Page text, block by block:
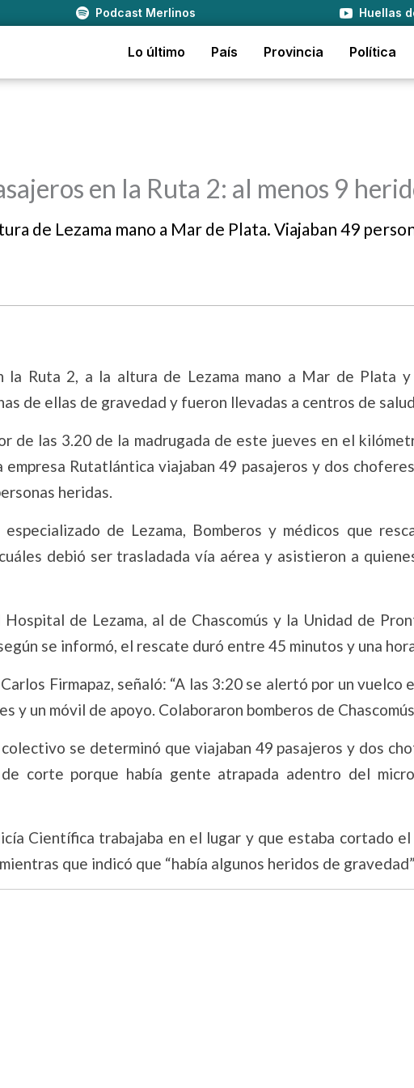
Podcast Merlinos Huellas
Lo último País Provincia Política
en la Ruta 2: al menos 9
de Lezama mano a Mar de Plata. Viajaban 49
la Ruta 2, a la altura de Lezama mano a Mar de Plata
de ellas de gravedad y fueron llevadas a centros de
de las 3.20 de la madrugada de este jueves en el
Rutatlántica viajaban 49 pasajeros y dos
heridas.
de Lezama, Bomberos y médicos que
debió ser trasladada vía aérea y asistieron a
de Lezama, al de Chascomús y la Unidad de
se informó, el rescate duró entre 45 minutos y una
Firmapaz, señaló: “A las 3:20 se alertó por un vuelco
y un móvil de apoyo. Colaboraron bomberos de
se determinó que viajaban 49 pasajeros y dos
corte porque había gente atrapada adentro del
Científica trabajaba en el lugar y que estaba cortado
que indicó que “había algunos heridos de